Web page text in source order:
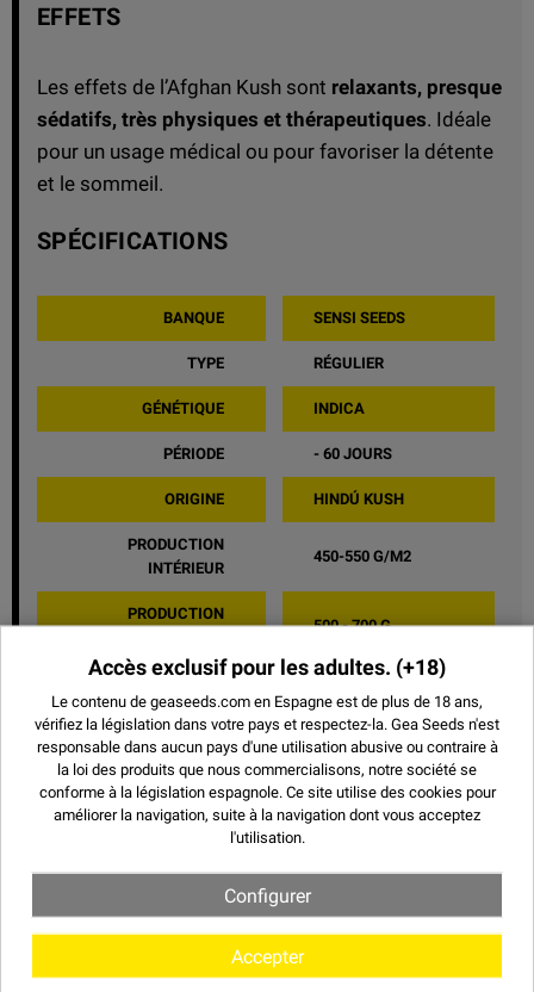
EFFETS
Les effets de l’Afghan Kush sont relaxants, presque
sédatifs, très physiques et thérapeutiques. Idéale
pour un usage médical ou pour favoriser la détente
et le sommeil.
SPÉCIFICATIONS
BANQUE SENSI SEEDS
TYPE RÉGULIER
GÉNÉTIQUE INDICA
PÉRIODE - 60 JOURS
ORIGINE HINDÚ KUSH
PRODUCTION
INTÉRIEUR
450-550 G/M2
PRODUCTION
500 - 700 G
HAUTEUR EN EXTÉRIEUR FAIBLE
GOÛT FRUITÉE
EFFET RELAXANT
PARTAGER
Accès exclusif pour les adultes. (+18)
Le contenu de geaseeds.com en Espagne est de plus de 18 ans,
vérifiez la législation dans votre pays et respectez-la. Gea Seeds n'est
responsable dans aucun pays d'une utilisation abusive ou contraire à
la loi des produits que nous commercialisons, notre société se
conforme à la législation espagnole. Ce site utilise des cookies pour
améliorer la navigation, suite à la navigation dont vous acceptez
l'utilisation.
Configurer
Accepter